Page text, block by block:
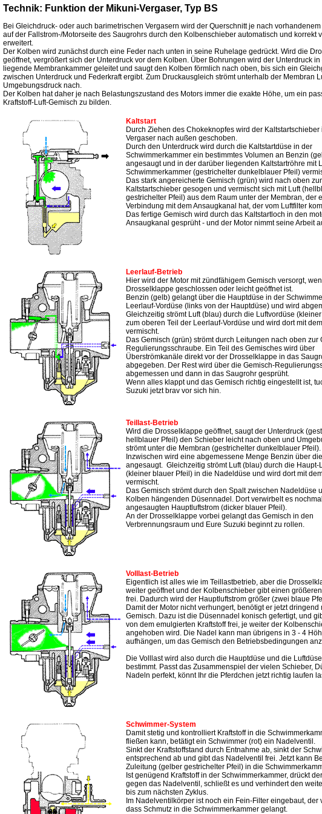
Technik: Funktion der Mikuni-Vergaser, Typ BS
Bei Gleichdruck- oder auch barimetrischen Vergasern wird der Querschnitt je nach
auf der Fallstrom-/Motorseite des Saugrohrs durch den Kolbenschieber automatisch und korrekt
erweitert.
Der Kolben wird zunächst durch eine Feder nach unten in seine Ruhelage gedrückt. Wird die
geöffnet, vergrößert sich der Unterdruck vor dem Kolben. Über Bohrungen wird der Unterdruck in
liegende Membrankammer geleitet und saugt den Kolben förmlich nach oben, bis sich ein
zwischen Unterdruck und Federkraft ergibt. Zum Druckausgleich strömt unterhalb der Membran
Umgebungsdruck nach.
Der Kolben hat daher je nach Belastungszustand des Motors immer die exakte Höhe, um ein
Kraftstoff-Luft-Gemisch zu bilden.
Kaltstart
Durch Ziehen des Chokeknopfes wird der Kaltstartschieber
Vergaser nach außen geschoben.
Durch den Unterdruck wird durch die Kaltstartdüse in der
Schwimmerkammer ein bestimmtes Volumen an Benzin
angesaugt und in der darüber liegenden Kaltstartröhre mit
Schwimmerkammer (gestrichelter dunkelblauer Pfeil)
Das stark angereicherte Gemisch (grün) wird nach oben
Kaltstartschieber gesogen und vermischt sich mit Luft
gestrichelter Pfeil) aus dem Raum unter der Membran, der
Verbindung mit dem Ansaugkanal hat, der vom Luftfilter
Das fertige Gemisch wird durch das Kaltstartloch in den
Ansaugkanal gesprüht - und der Motor nimmt seine Arbeit
Leerlauf-Betrieb
Hier wird der Motor mit zündfähigem Gemisch versorgt,
Drosselklappe geschlossen oder leicht geöffnet ist.
Benzin (gelb) gelangt über die Hauptdüse in der
Leerlauf-Vordüse (links von der Hauptdüse) und wird
Gleichzeitig strömt Luft (blau) durch die Luftvordüse
zum oberen Teil der Leerlauf-Vordüse und wird dort mit
vermischt.
Das Gemisch (grün) strömt durch Leitungen nach oben zur
Regulierungsschraube. Ein Teil des Gemisches wird über
Überströmkanäle direkt vor der Drosselklappe in das
abgegeben. Der Rest wird über die Gemisch-
abgemessen und dann in das Saugrohr gesprüht.
Wenn alles klappt und das Gemisch richtig eingestellt ist,
Suzuki jetzt brav vor sich hin.
Teillast-Betrieb
Wird die Drosselklappe geöffnet, saugt der Unterdruck
hellblauer Pfeil) den Schieber leicht nach oben und
strömt unter die Membran (gestrichelter dunkelblauer Pfeil).
Inzwischen wird eine abgemessene Menge Benzin über
angesaugt. Gleichzeitig strömt Luft (blau) durch die Haupt-
(kleiner blauer Pfeil) in die Nadeldüse und wird dort mit
vermischt.
Das Gemisch strömt durch den Spalt zwischen Nadeldüse
Kolben hängenden Düsennadel. Dort verwirbelt es
angesaugten Hauptluftstrom (dicker blauer Pfeil).
An der Drosselklappe vorbei gelangt das Gemisch in den
Verbrennungsraum und Eure Suzuki beginnt zu rollen.
Volllast-Betrieb
Eigentlich ist alles wie im Teillastbetrieb, aber die
weiter geöffnet und der Kolbenschieber gibt einen
frei. Dadurch wird der Hauptluftstrom größer (zwei blaue
Damit der Motor nicht verhungert, benötigt er jetzt dringend
Gemisch. Dazu ist die Düsennadel konisch gefertigt, und
von dem emulgierten Kraftstoff frei, je weiter der
angehoben wird. Die Nadel kann man übrigens in 3 - 4
aufhängen, um das Gemisch den Betriebsbedingungen
Die Volllast wird also durch die Hauptdüse und die
bestimmt. Passt das Zusammenspiel der vielen Schieber,
Nadeln perfekt, könnt Ihr die Pferdchen jetzt richtig laufen
Schwimmer-System
Damit stetig und kontrolliert Kraftstoff in die
fließen kann, betätigt ein Schwimmer (rot) ein Nadelventil.
Sinkt der Kraftstoffstand durch Entnahme ab, sinkt der
entsprechend ab und gibt das Nadelventil frei. Jetzt kann
Zuleitung (gelber gestrichelter Pfeil) in die
Ist genügend Kraftstoff in der Schwimmerkammer, drückt
gegen das Nadelventil, schließt es und verhindert den
bis zum nächsten Zyklus.
Im Nadelventilkörper ist noch ein Fein-Filter eingebaut, der
dass Schmutz in die Schwimmerkammer gelangt.